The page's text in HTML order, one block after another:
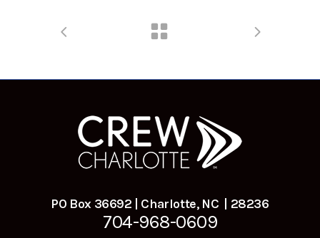
PO Box 36692 | Charlotte, NC | 28236
704-968-0609